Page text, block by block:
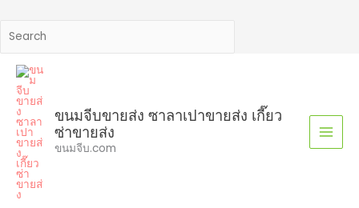
ขนมจีบขายส่ง ซาลาเปาขายส่ง เกี๊ยว
ซ่าขายส่ง
ขนมจีบ.com